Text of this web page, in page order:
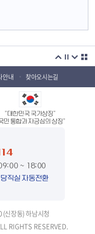
사박물관
상담소
안내 찾아오시는길
(신장동) 하남시청
RIGHTS RESERVED.
~ 18:00
직실 자동전환
“대한민국 국가상징”
민 통합과 자긍심의 상징”